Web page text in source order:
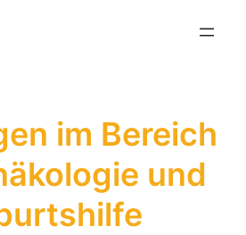
im Bereich
und